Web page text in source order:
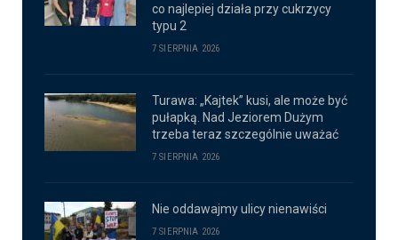
co najlepiej działa przy cukrzycy
typu 2
7 SIERPNIA 2026
Turawa: „Kajtek” kusi, ale może być
pułapką. Nad Jeziorem Dużym
trzeba teraz szczególnie uważać
7 SIERPNIA 2026
Nie oddawajmy ulicy nienawiści
7 SIERPNIA 2026